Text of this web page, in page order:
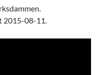
2015-08-11.